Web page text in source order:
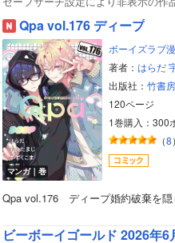
Qpa vol.176 ディープ
マンガ｜巻
ボーイズラブ
著者： はらだ
出版社： 竹書房
120ページ
1巻購入：300
（8）
Qpa vol.176 ディープ婚約破棄を
ビーボーイゴールド 2026年6